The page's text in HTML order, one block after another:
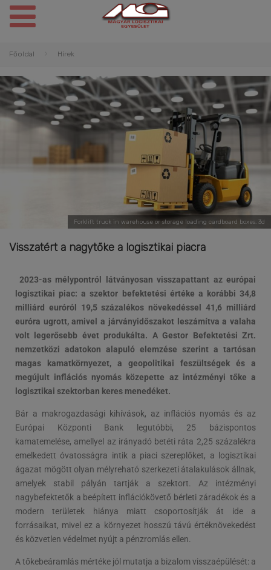
Főoldal Hírek
Forklift truck in warehouse or storage loading cardboard boxes. 3d
Visszatért a nagytőke a logisztikai piacra
2023-as mélypontról látványosan visszapattant az európai
logisztikai piac: a szektor befektetési értéke a korábbi 34,8
milliárd euróról 19,5 százalékos növekedéssel 41,6 milliárd
euróra ugrott, amivel a járványidőszakot leszámítva a valaha
volt legerősebb évet produkálta. A Gestor Befektetési Zrt.
nemzetközi adatokon alapuló elemzése szerint a tartósan
magas kamatkörnyezet, a geopolitikai feszültségek és a
megújult inflációs nyomás közepette az intézményi tőke a
logisztikai szektorban keres menedéket.
Bár a makrogazdasági kihívások, az inflációs nyomás és az
Európai Központi Bank legutóbbi, 25 bázispontos
kamatemelése, amellyel az irányadó betéti ráta 2,25 százalékra
emelkedett óvatosságra intik a piaci szereplőket, a logisztikai
ágazat mögött olyan mélyreható szerkezeti átalakulások állnak,
amelyek stabil pályán tartják a szektort. Az intézményi
nagybefektetők a beépített inflációkövető bérleti záradékok és a
modern területek hiánya miatt csoportosítják át ide a
forrásaikat, mivel ez a környezet hosszú távú értéknövekedést
és közvetlen védelmet nyújt a pénzromlás ellen.
A tőkebeáramlás mértéke jól mutatja a bizalom visszaépülését: a